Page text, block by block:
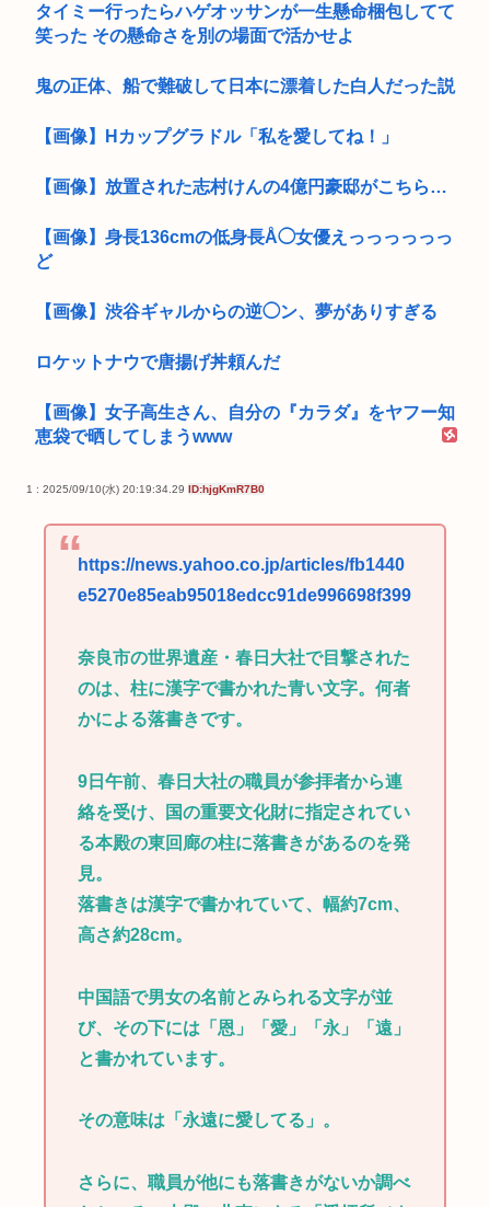
タイミー行ったらハゲオッサンが一生懸命梱包してて
笑った その懸命さを別の場面で活かせよ
鬼の正体、船で難破して日本に漂着した白人だった説
【画像】Hカップグラドル「私を愛してね！」
【画像】放置された志村けんの4億円豪邸がこちら…
【画像】身長136cmの低身長Å◯女優えっっっっっっ
ど
【画像】渋谷ギャルからの逆◯ン、夢がありすぎる
ロケットナウで唐揚げ丼頼んだ
【画像】女子高生さん、自分の『カラダ』をヤフー知
恵袋で晒してしまうwww
1 : 2025/09/10(水) 20:19:34.29 ID:hjgKmR7B0
https://news.yahoo.co.jp/articles/fb1440
e5270e85eab95018edcc91de996698f399
奈良市の世界遺産・春日大社で目撃された
のは、柱に漢字で書かれた青い文字。何者
かによる落書きです。
9日午前、春日大社の職員が参拝者から連
絡を受け、国の重要文化財に指定されてい
る本殿の東回廊の柱に落書きがあるのを発
見。
落書きは漢字で書かれていて、幅約7cm、
高さ約28cm。
中国語で男女の名前とみられる文字が並
び、その下には「恩」「愛」「永」「遠」
と書かれています。
その意味は「永遠に愛してる」。
さらに、職員が他にも落書きがないか調べ